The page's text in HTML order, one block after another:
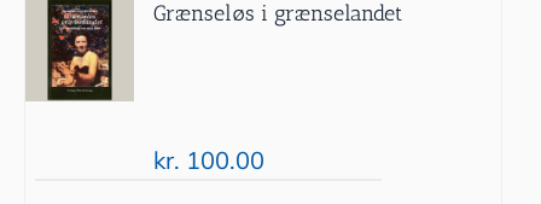
Grænseløs i grænselandet
kr. 100.00